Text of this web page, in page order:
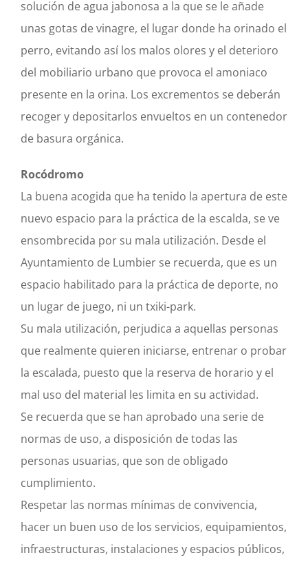
solución de agua jabonosa a la que se le añade
unas gotas de vinagre, el lugar donde ha orinado el
perro, evitando así los malos olores y el deterioro
del mobiliario urbano que provoca el amoniaco
presente en la orina. Los excrementos se deberán
recoger y depositarlos envueltos en un contenedor
de basura orgánica.
Rocódromo
La buena acogida que ha tenido la apertura de este
nuevo espacio para la práctica de la escalda, se ve
ensombrecida por su mala utilización. Desde el
Ayuntamiento de Lumbier se recuerda, que es un
espacio habilitado para la práctica de deporte, no
un lugar de juego, ni un txiki-park.
Su mala utilización, perjudica a aquellas personas
que realmente quieren iniciarse, entrenar o probar
la escalada, puesto que la reserva de horario y el
mal uso del material les limita en su actividad.
Se recuerda que se han aprobado una serie de
normas de uso, a disposición de todas las
personas usuarias, que son de obligado
cumplimiento.
Respetar las normas mínimas de convivencia,
hacer un buen uso de los servicios, equipamientos,
infraestructuras, instalaciones y espacios públicos,